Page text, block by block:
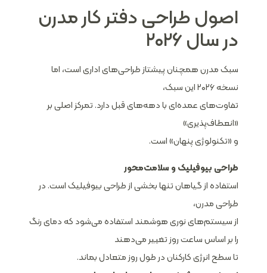
اصول طراحی دفتر کار مدرن
در سال ۲۰۲۶
سبک مدرن همچنان پیشتاز طراحی‌های اداری است، اما
نسخه ۲۰۲۶ این سبک،
تفاوت‌های عمده‌ای با دهه‌های قبل دارد. تمرکز اصلی بر
«انعطاف‌پذیری»
و «تکنولوژی پنهان» است.
طراحی بیوفیلیک و سلامت‌محور
استفاده از گیاهان تنها بخشی از طراحی بیوفیلیک است. در
طراحی مدرن،
از سیستم‌های نوری هوشمند استفاده می‌شود که دمای رنگ
را بر اساس ساعت روز تغییر می‌دهند
تا سطح انرژی کارکنان در طول روز متعادل بماند.